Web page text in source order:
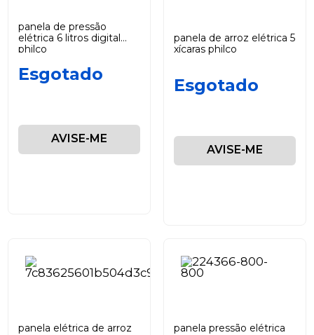
panela de pressão
elétrica 6 litros digital
philco
Esgotado
AVISE-ME
panela de arroz elétrica 5
xícaras philco
Esgotado
AVISE-ME
panela elétrica de arroz
panela pressão elétrica